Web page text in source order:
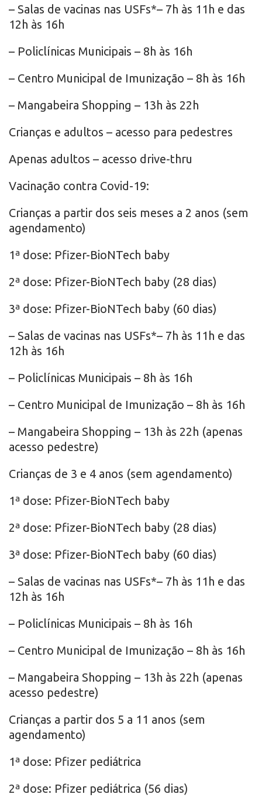
– Salas de vacinas nas USFs*– 7h às 11h e das
12h às 16h
– Policlínicas Municipais – 8h às 16h
– Centro Municipal de Imunização – 8h às 16h
– Mangabeira Shopping – 13h às 22h
Crianças e adultos – acesso para pedestres
Apenas adultos – acesso drive-thru
Vacinação contra Covid-19:
Crianças a partir dos seis meses a 2 anos (sem
agendamento)
1ª dose: Pfizer-BioNTech baby
2ª dose: Pfizer-BioNTech baby (28 dias)
3ª dose: Pfizer-BioNTech baby (60 dias)
– Salas de vacinas nas USFs*– 7h às 11h e das
12h às 16h
– Policlínicas Municipais – 8h às 16h
– Centro Municipal de Imunização – 8h às 16h
– Mangabeira Shopping – 13h às 22h (apenas
acesso pedestre)
Crianças de 3 e 4 anos (sem agendamento)
1ª dose: Pfizer-BioNTech baby
2ª dose: Pfizer-BioNTech baby (28 dias)
3ª dose: Pfizer-BioNTech baby (60 dias)
– Salas de vacinas nas USFs*– 7h às 11h e das
12h às 16h
– Policlínicas Municipais – 8h às 16h
– Centro Municipal de Imunização – 8h às 16h
– Mangabeira Shopping – 13h às 22h (apenas
acesso pedestre)
Crianças a partir dos 5 a 11 anos (sem
agendamento)
1ª dose: Pfizer pediátrica
2ª dose: Pfizer pediátrica (56 dias)